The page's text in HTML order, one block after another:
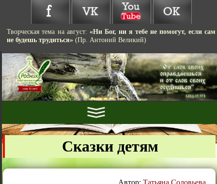
Творческая тема на август: «Ни Бог, ни я тебе не помогут, если сам
не будешь трудиться»(Пр. Антоний Великий)
Сказки детям
Автор: Татьяна Соловьева